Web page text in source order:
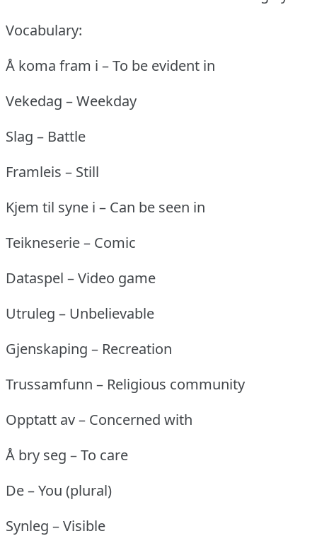
Vocabulary:
Å koma fram i – To be evident in
Vekedag – Weekday
Slag – Battle
Framleis – Still
Kjem til syne i – Can be seen in
Teikneserie – Comic
Dataspel – Video game
Utruleg – Unbelievable
Gjenskaping – Recreation
Trussamfunn – Religious community
Opptatt av – Concerned with
Å bry seg – To care
De – You (plural)
Synleg – Visible